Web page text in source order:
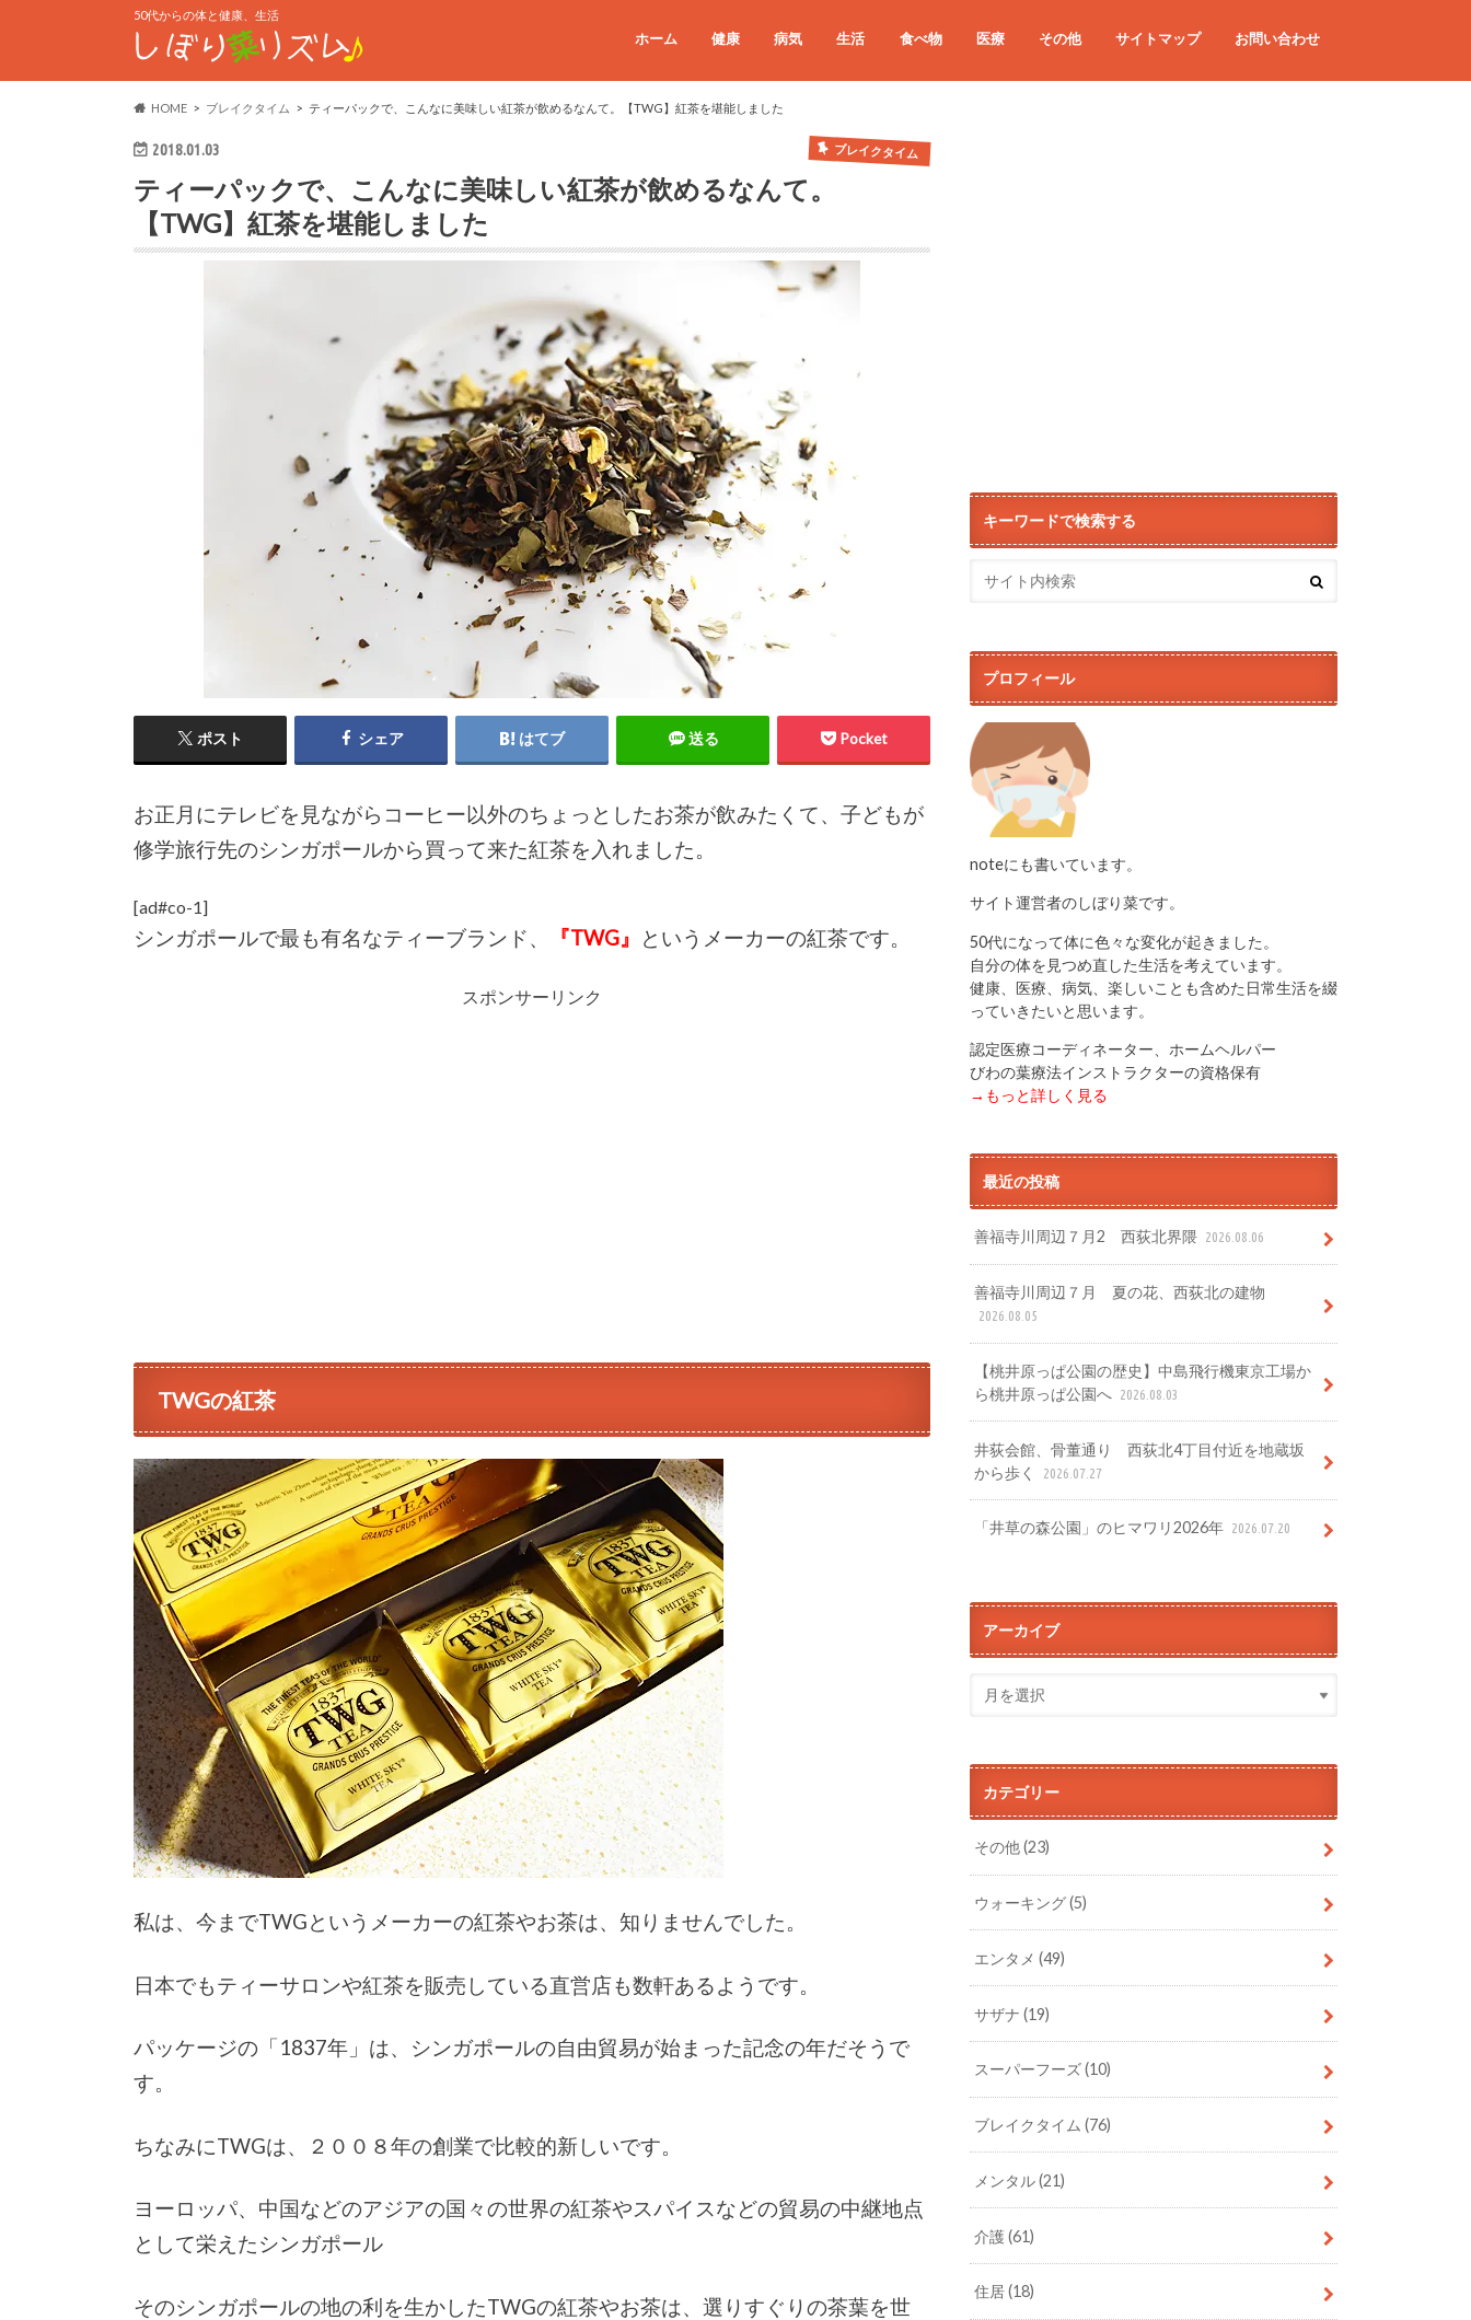
50代からの体と健康、生活
ホーム 健康 病気 生活 食べ物 医療 その他 サイトマップ お問い合わせ
HOME ブレイクタイム ティーパックで、こんなに美味しい紅茶が飲めるなんて。【TWG】紅茶を堪能しました
2018.01.03 ブレイクタイム
ティーパックで、こんなに美味しい紅茶が飲めるなんて。
【TWG】紅茶を堪能しました
ポスト シェア はてブ 送る Pocket
お正月にテレビを見ながらコーヒー以外のちょっとしたお茶が飲みたくて、子どもが
修学旅行先のシンガポールから買って来た紅茶を入れました。
[ad#co-1]
シンガポールで最も有名なティーブランド、 『TWG』 というメーカーの紅茶です。
スポンサーリンク
TWGの紅茶
私は、今までTWGというメーカーの紅茶やお茶は、知りませんでした。
日本でもティーサロンや紅茶を販売している直営店も数軒あるようです。
パッケージの「1837年」は、シンガポールの自由貿易が始まった記念の年だそうで
す。
ちなみにTWGは、２００８年の創業で比較的新しいです。
ヨーロッパ、中国などのアジアの国々の世界の紅茶やスパイスなどの貿易の中継地点
として栄えたシンガポール
そのシンガポールの地の利を生かしたTWGの紅茶やお茶は、選りすぐりの茶葉を世
キーワードで検索する
プロフィール
noteにも書いています。
サイト運営者のしぼり菜です。
50代になって体に色々な変化が起きました。
自分の体を見つめ直した生活を考えています。
健康、医療、病気、楽しいことも含めた日常生活を綴
っていきたいと思います。
認定医療コーディネーター、ホームヘルパー
びわの葉療法インストラクターの資格保有
→もっと詳しく見る
最近の投稿
善福寺川周辺７月2 西荻北界隈 2026.08.06
善福寺川周辺７月 夏の花、西荻北の建物
2026.08.05
【桃井原っぱ公園の歴史】中島飛行機東京工場か
ら桃井原っぱ公園へ 2026.08.03
井荻会館、骨董通り 西荻北4丁目付近を地蔵坂
から歩く
2026.07.27
「井草の森公園」のヒマワリ2026年 2026.07.20
アーカイブ
カテゴリー
その他(23)
ウォーキング(5)
エンタメ(49)
サザナ(19)
スーパーフーズ(10)
ブレイクタイム(76)
メンタル(21)
介護(61)
住居(18)